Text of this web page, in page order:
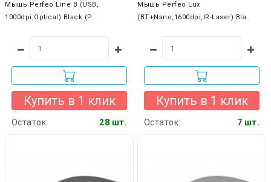
Мышь Perfeo Line B (USB,
1000dpi,Optical) Black (P..
Купить в 1 клик
Остаток: 28 шт.
Мышь Perfeo Lux
(BT+Nano,1600dpi,IR-Laser) Bla..
Купить в 1 клик
Остаток: 7 шт.